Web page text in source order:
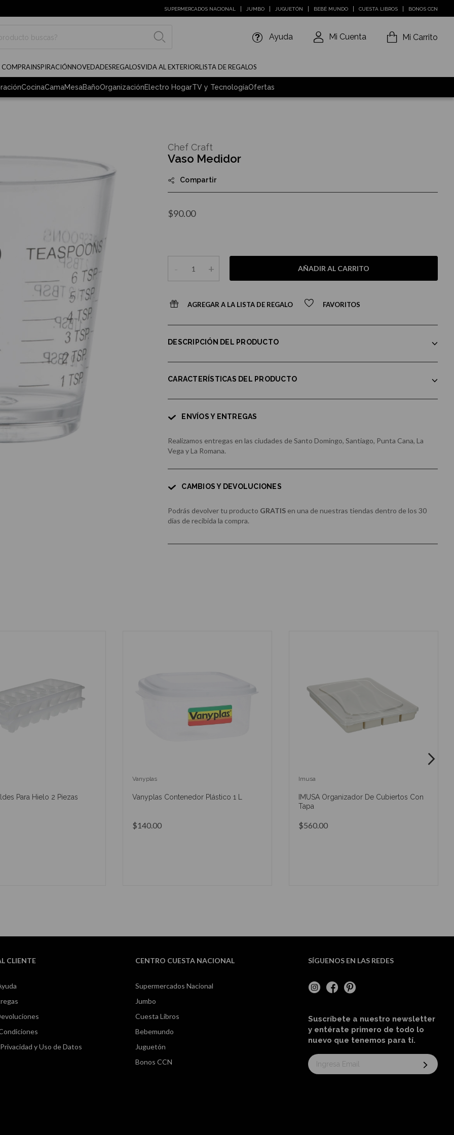
SUPERMERCADOS NACIONAL JUMBO JUGUETÓN BEBÉ MUNDO CUESTA LIBROS BONOS CCN
Ayuda Mi Cuenta Mi Carrito
COMPRAINSPIRACIÓNNOVEDADESREGALOSVIDA AL EXTERIORLISTA DE REGALOS
CocinaCamaMesaBañoOrganizaciónElectro HogarTV y TecnologíaOfertas
Vaso Medidor
Compartir
$90.00
- + AÑADIR AL CARRITO
AGREGAR A LA LISTA DE REGALO FAVORITOS
Chef Craft
DESCRIPCIÓN DEL PRODUCTO
CARACTERÍSTICAS DEL PRODUCTO
ENVÍOS Y ENTREGAS
Realizamos entregas en las ciudades de Santo Domingo, Santiago, Punta Cana, La
Vega y La Romana.
CAMBIOS Y DEVOLUCIONES
Podrás devolver tu producto GRATIS en una de nuestras tiendas dentro de los 30
días de recibida la compra.
Para Hielo 2 Piezas
Vanyplas
Vanyplas Contenedor Plástico 1 L
$140.00
Imusa
IMUSA Organizador De Cubiertos Con
Tapa
$560.00
CLIENTE
y Uso de Datos
CENTRO CUESTA NACIONAL
Supermercados Nacional
Jumbo
Cuesta Libros
Bebemundo
Juguetón
Bonos CCN
SÍGUENOS EN LAS REDES
Suscríbete a nuestro newsletter
y entérate primero de todo lo
nuevo que tenemos para tí.
Suscríbase
al